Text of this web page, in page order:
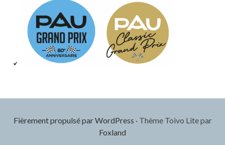
Fièrement propulsé par WordPress ·Thème Toivo Lite par
Foxland